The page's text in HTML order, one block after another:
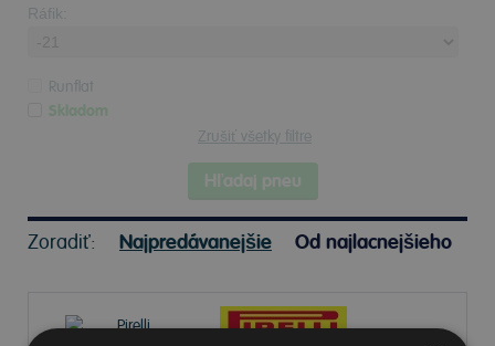
Ráfik:
Runflat
Skladom
Zrušiť všetky filtre
Hľadaj pneu
Zoradiť: Najpredávanejšie Od najlacnejšieho